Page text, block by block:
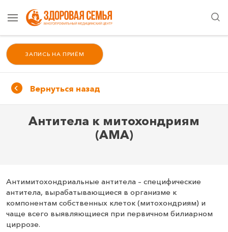
ЗАПИСЬ НА ПРИЁМ
Вернуться назад
Антитела к митохондриям
(AMA)
Антимитохондриальные антитела – специфические
антитела, вырабатывающиеся в организме к
компонентам собственных клеток (митохондриям) и
чаще всего выявляющиеся при первичном билиарном
циррозе.